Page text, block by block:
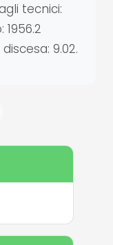
tecnici:
1956.2
9.02.